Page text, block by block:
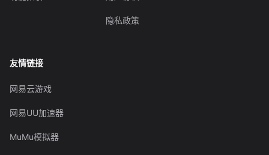
隐私政策
友情链接
网易云游戏
网易UU加速器
MuMu模拟器